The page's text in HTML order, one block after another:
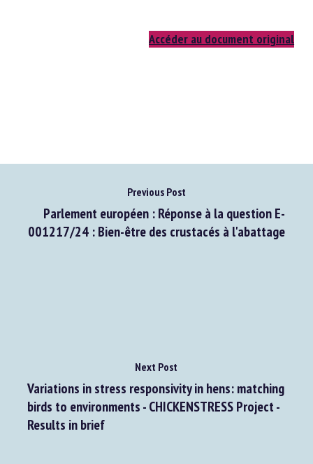
Accéder au document original
Previous Post
Parlement européen : Réponse à la question E-
001217/24 : Bien-être des crustacés à l'abattage
Next Post
Variations in stress responsivity in hens: matching
birds to environments - CHICKENSTRESS Project -
Results in brief